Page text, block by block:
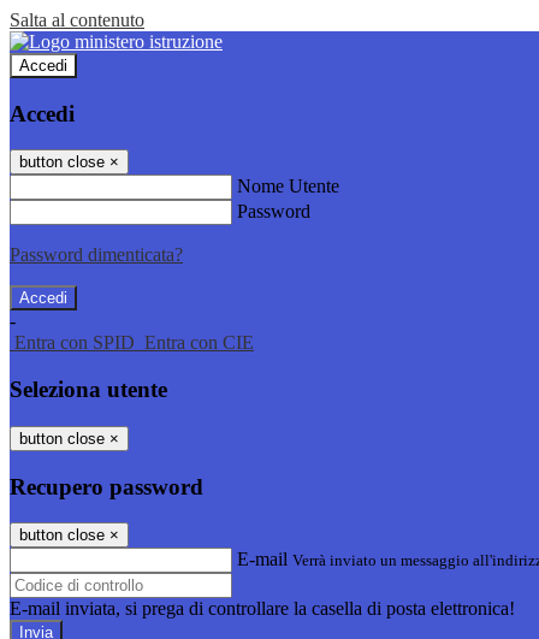
Salta al contenuto
Accedi
Accedi
button close ×
Nome Utente
Password
Password dimenticata?
-
Entra con SPID Entra con CIE
Seleziona utente
button close ×
Recupero password
button close ×
E-mail Verrà inviato un messaggio
E-mail inviata, si prega di controllare la casella di posta elettronica!